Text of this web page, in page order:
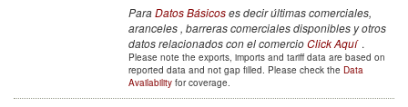
ParaDatos Básicoses decir últimas comerciales,
aranceles , barreras comerciales disponibles y otros
datos relacionados con el comercioClick Aquí .
Please note the exports, imports and tariff data are based on
reported data and not gap filled. Please check the Data
Availability for coverage.